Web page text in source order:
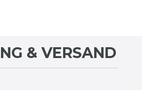
& VERSAND